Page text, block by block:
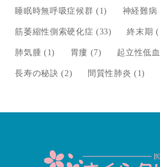
睡眠時無呼吸症候群 (1) 神経難病
筋萎縮性側索硬化症 (33) 終末期
肺気腫 (1) 胃瘻 (7) 起立性低
長寿の秘訣 (2) 間質性肺炎 (1)